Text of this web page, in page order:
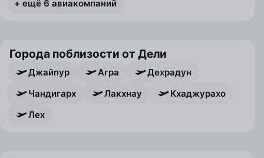
+ ещё 6 авиакомпаний
Города поблизости от Дели
Джайпур Агра
Дехрадун
Чандигарх
Лакхнау
Кхаджурахо
Лех